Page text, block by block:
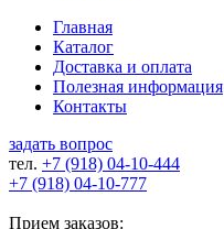
Главная
Каталог
Доставка и оплата
Полезная информация
Контакты
задать вопрос
тел. +7 (918) 04-10-444
+7 (918) 04-10-777
Прием заказов: